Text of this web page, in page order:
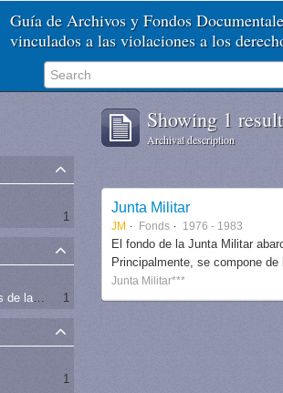
Guía de Archivos y Fondos
vinculados a las violaciones a los
1
Dirección de Estudios Históricos de la Fuerza Aérea
1
1
Showing 1
Archival description
Junta Militar
JM Fonds 1976 - 1983
El fondo de la Junta Militar
Principalmente, se compone
Junta Militar***